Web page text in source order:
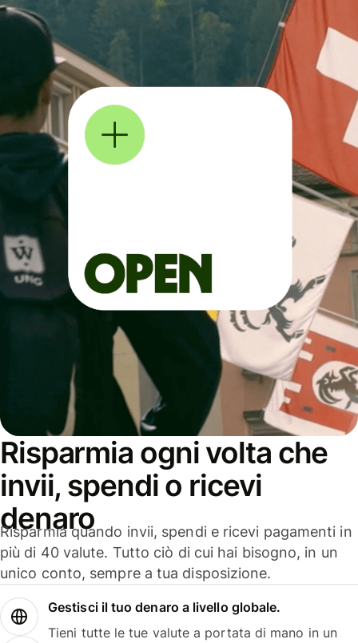
Risparmia ogni volta che
invii, spendi o ricevi
denaro
Risparmia quando invii, spendi e ricevi pagamenti in
più di 40 valute. Tutto ciò di cui hai bisogno, in un
unico conto, sempre a tua disposizione.
Gestisci il tuo denaro a livello globale.
Tieni tutte le tue valute a portata di mano in un